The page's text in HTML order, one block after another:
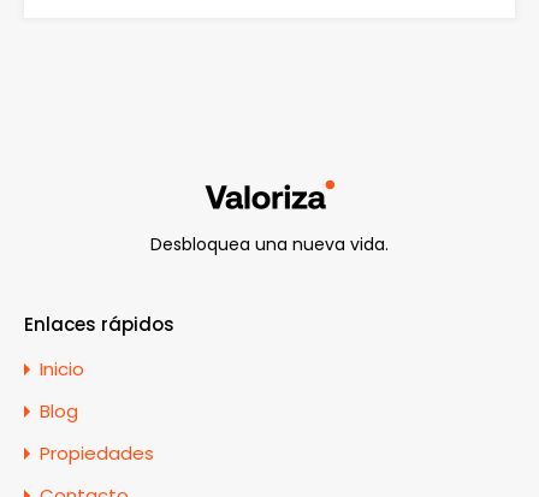
Desbloquea una nueva vida.
Enlaces rápidos
Inicio
Blog
Propiedades